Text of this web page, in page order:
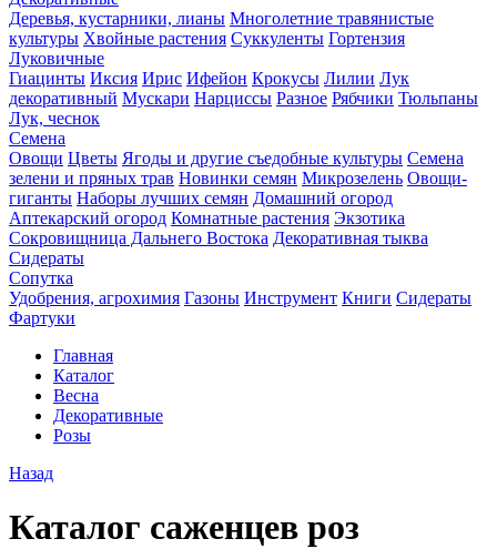
Деревья, кустарники, лианы Многолетние травянистые
культуры Хвойные растения Суккуленты Гортензия
Луковичные
Гиацинты Иксия Ирис Ифейон Крокусы Лилии Лук
декоративный Мускари Нарциссы Разное Рябчики Тюльпаны
Лук, чеснок
Семена
Овощи Цветы Ягоды и другие съедобные культуры Семена
зелени и пряных трав Новинки семян Микрозелень Овощи-
гиганты Наборы лучших семян Домашний огород
Аптекарский огород Комнатные растения Экзотика
Сокровищница Дальнего Востока Декоративная тыква
Сидераты
Сопутка
Удобрения, агрохимия Газоны Инструмент Книги Сидераты
Фартуки
Главная
Каталог
Весна
Декоративные
Розы
Назад
Каталог саженцев роз